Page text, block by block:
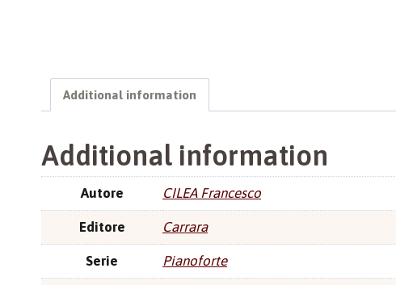
Additional information
Additional information
Autore CILEA Francesco
Editore Carrara
Serie Pianoforte